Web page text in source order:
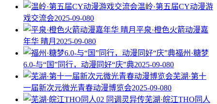
温岭·第五届CY动漫游
戏交流会2025-09-080
平泉·橙色火箭动漫嘉
年华 晴月 2025-09-080
福州·糖梦
6.0-与“国”同行，动漫同好“庆”典2025-09-080
芜湖·第十
一届新次元微光青春动漫博览会2025-09-080
芜湖·皖江THO同人